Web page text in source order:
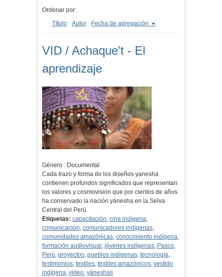
Ordenar por:
Título
Autor Fecha de agregación
VID / Achaque't - El
aprendizaje
Género : Documental
Cada trazo y forma de los diseños yanesha
contienen profundos significados que representan
los valores y cosmovisión que por cientos de años
ha conservado la nación yánesha en la Selva
Central del Perú.
Etiquetas: capacitación, cine indígena,
comunicación, comunicadores indígenas,
comunidades amazónicas, conocimiento indígena,
formación audiovisual , jóvenes indígenas, Pasco,
Perú, proyectos, pueblos indígenas, tecnología,
testimonios, textiles, textiles amazónicos, vestido
indígena, video, yáneshas